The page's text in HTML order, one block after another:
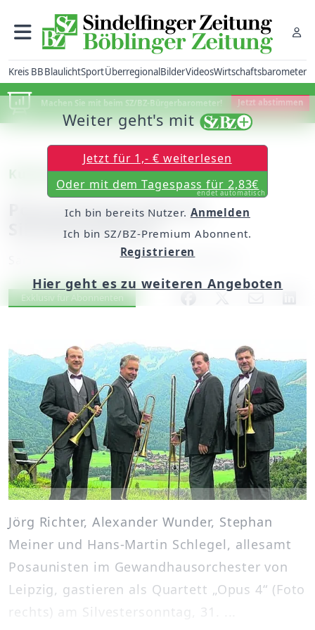
Kreis BBBlaulichtSportÜberregionalBilderVideosWirtschaftsbarometer
Machen Sie mit beim SZ/BZ-Bürgerbarometer! Jetzt abstimmen
Kulturtipp (I)
Posaunenquartett im
Silvesterkonzert
Samstag, 30. Dezember 2017, 06:00 Uhr
Artikel vorlesen
Exklusiv für Abonnenten
Jörg Richter, Alexander Wunder, Stephan
Meiner und Hans-Martin Schlegel, allesamt
Posaunisten im Gewandhausorchester von
Leipzig, gastieren als Quartett „Opus 4“ (Foto
rechts) am Silvestersonntag, 31. ...
Weiter geht's mit
Jetzt für 1,- € weiterlesen
Oder mit dem Tagespass für 2,83€
endet automatisch
Ich bin bereits Nutzer. Anmelden
Ich bin SZ/BZ-Premium Abonnent.
Registrieren
Hier geht es zu weiteren Angeboten